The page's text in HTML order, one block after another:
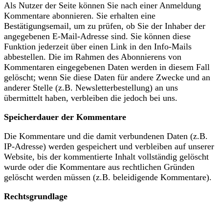
Als Nutzer der Seite können Sie nach einer Anmeldung
Kommentare abonnieren. Sie erhalten eine
Bestätigungsemail, um zu prüfen, ob Sie der Inhaber der
angegebenen E-Mail-Adresse sind. Sie können diese
Funktion jederzeit über einen Link in den Info-Mails
abbestellen. Die im Rahmen des Abonnierens von
Kommentaren eingegebenen Daten werden in diesem Fall
gelöscht; wenn Sie diese Daten für andere Zwecke und an
anderer Stelle (z.B. Newsletterbestellung) an uns
übermittelt haben, verbleiben die jedoch bei uns.
Speicherdauer der Kommentare
Die Kommentare und die damit verbundenen Daten (z.B.
IP-Adresse) werden gespeichert und verbleiben auf unserer
Website, bis der kommentierte Inhalt vollständig gelöscht
wurde oder die Kommentare aus rechtlichen Gründen
gelöscht werden müssen (z.B. beleidigende Kommentare).
Rechtsgrundlage